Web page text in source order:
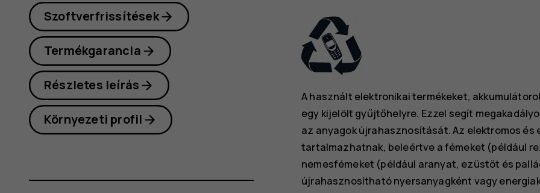
A használt elektronikai termékeket,
egy kijelölt gyűjtőhelyre. Ezzel segít
az anyagok újrahasznosítását. Az elektromos
tartalmazhatnak, beleértve a fémeket (például
nemesfémeket (például aranyat, ezüstöt és
újrahasznosítható nyersanyagként vagy
Szoftverfrissítések
Termékgarancia
Részletes leírás
Környezeti profil